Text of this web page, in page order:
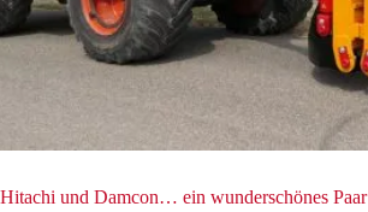
Hitachi und Damcon… ein wunderschönes Paar